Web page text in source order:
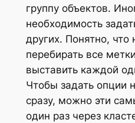
группу объектов.
необходимость
других. Понятно, что
перебирать все
выставить каждой
Чтобы задать опции
сразу, можно эти
один раз через